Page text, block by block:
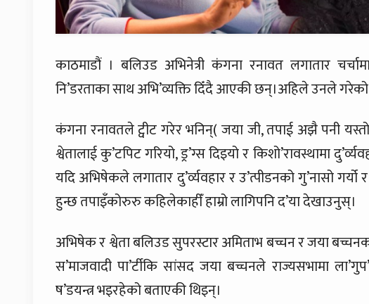
काठमाडौं । बलिउड अभिनेत्री कंगना रनावत लगातार
नि’डरताका साथ अभि’व्यक्ति दिँदै आएकी छन्।अहिले उनले गरेको
कंगना रनावतले ट्वीट गरेर भनिन्( जया जी, तपाई अझै पनी
श्वेतालाई कु’टपिट गरियो, ड्र’ग्स दिइयो र किशो’रावस्थामा
यदि अभिषेकले लगातार दु’र्व्यवहार र उ’त्पीडनको गु’नासो
हुन्छ तपाइँकोरुरु कहिलेकाहीँ हाम्रो लागिपनि द’या देखाउनुस्।
अभिषेक र श्वेता बलिउड सुपरस्टार अमिताभ बच्चन र जया
स’माजवादी पा’र्टीकि सांसद जया बच्चनले राज्यसभामा
ष’डयन्त्र भइरहेको बताएकी थिइन्।